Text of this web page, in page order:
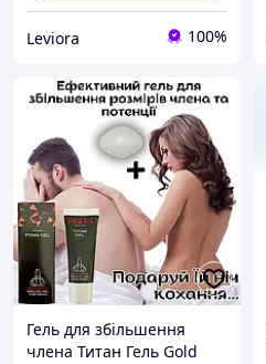
Leviora 100%
Гель для збільшення
члена Титан Гель Gold